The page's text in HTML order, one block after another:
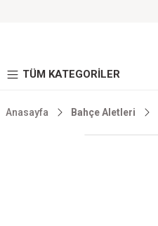
TÜM KATEGORİLER
Anasayfa Bahçe Aletleri